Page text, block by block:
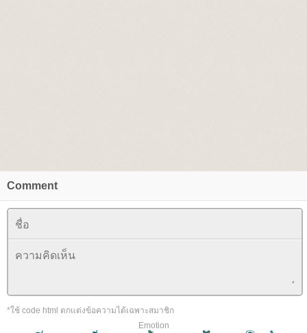
Comment
*ใช้ code html ตกแต่งข้อความได้เฉพาะสมาชิก
Emotion